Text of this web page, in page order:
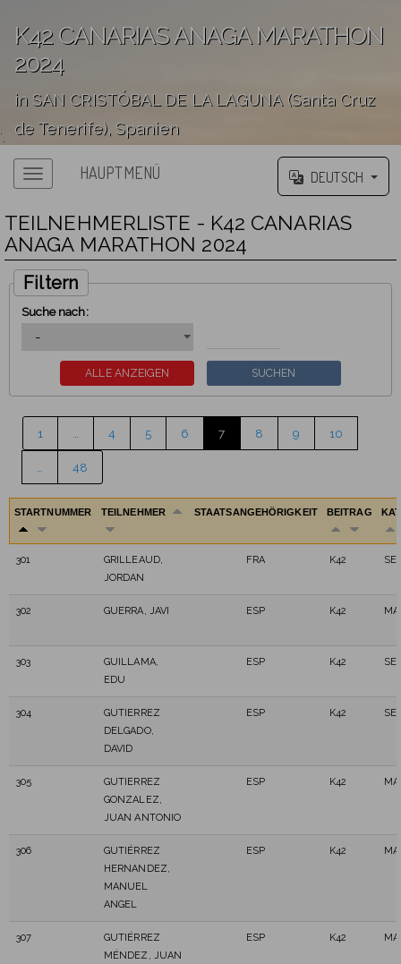
K42 CANARIAS ANAGA MARATHON
2024
in SAN CRISTÓBAL DE LA LAGUNA (Santa Cruz
de Tenerife), Spanien
';
HAUPTMENÜ DEUTSCH
TEILNEHMERLISTE - K42 CANARIAS
ANAGA MARATHON 2024
Filtern
Suche nach:
1 4 5 6 7 8 9 10
48
STARTNUMMER TEILNEHMER STAATSANGEHÖRIGKEIT BEITRAG
301
GRILLEAUD,
JORDAN
FRA K42
302 GUERRA, JAVI ESP K42
303
GUILLAMA,
EDU
ESP K42
304
GUTIERREZ
DELGADO,
DAVID
ESP K42
305
GUTIERREZ
GONZALEZ,
JUAN ANTONIO
ESP K42
306
GUTIÉRREZ
HERNANDEZ,
MANUEL
ANGEL
ESP K42
307
GUTIÉRREZ
MÉNDEZ, JUAN
ESP K42